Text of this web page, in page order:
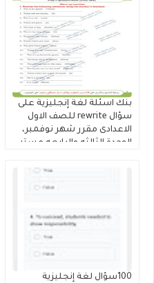
بنك اسئلة لغة إنجليزية على
سؤال rewrite للصف الاول
الاعدادى مقرر شهر نوفمبر،
الوحدة الثالثه والرابعه مستر
100سؤال لغة إنجليزية